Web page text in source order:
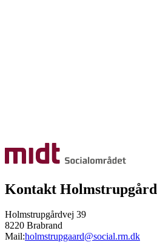
Kontakt Holmstrupgård
Holmstrupgårdvej 39
8220 Brabrand
Mail:holmstrupgaard@social.rm.dk